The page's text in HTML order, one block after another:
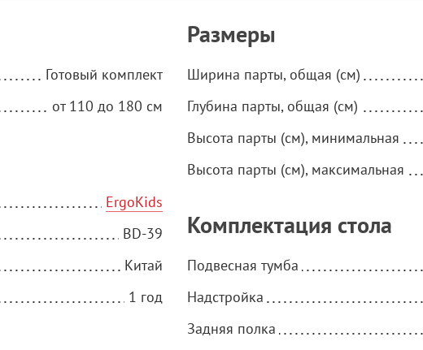
Готовый комплект
от 110 до 180 см
ErgoKids
BD-39
Китай
1 год
Размеры
Ширина парты, общая (см)
Глубина парты, общая (см)
Высота парты (см), минимальная
Высота парты (см), максимальная
Комплектация стола
Подвесная тумба
Надстройка
Задняя полка